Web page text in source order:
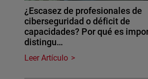
¿Escasez de profesionales de
ciberseguridad o déficit de
capacidades? Por qué es
distingu…
Leer Artículo